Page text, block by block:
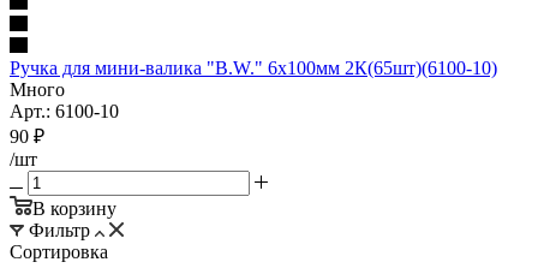
Ручка для мини-валика "B.W." 6х100мм 2К(65шт)(6100-10)
Много
Арт.: 6100-10
90 ₽
/шт
В корзину
Фильтр
Сортировка